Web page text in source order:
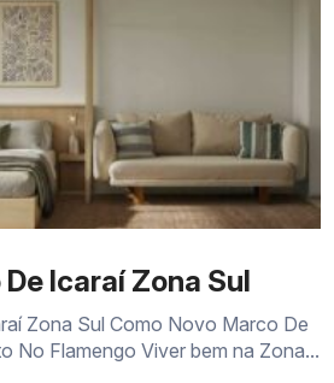
Icaraí Zona Sul
Zona Sul Como Novo Marco De
No Flamengo Viver bem na Zona...